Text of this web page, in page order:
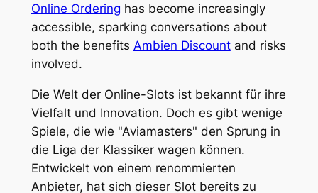
Online Ordering has become increasingly
accessible, sparking conversations about
both the benefits Ambien Discountand risks
involved.
Die Welt der Online-Slots ist bekannt für ihre
Vielfalt und Innovation. Doch es gibt wenige
Spiele, die wie "Aviamasters" den Sprung in
die Liga der Klassiker wagen können.
Entwickelt von einem renommierten
Anbieter, hat sich dieser Slot bereits zu